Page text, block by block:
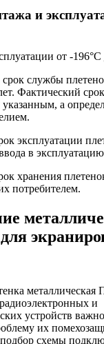
и
от -
срок службы
Фактический
указанным, а
эксплуатации
в
хранения
потребителем.
металлическая
и
устройств
их
схемы